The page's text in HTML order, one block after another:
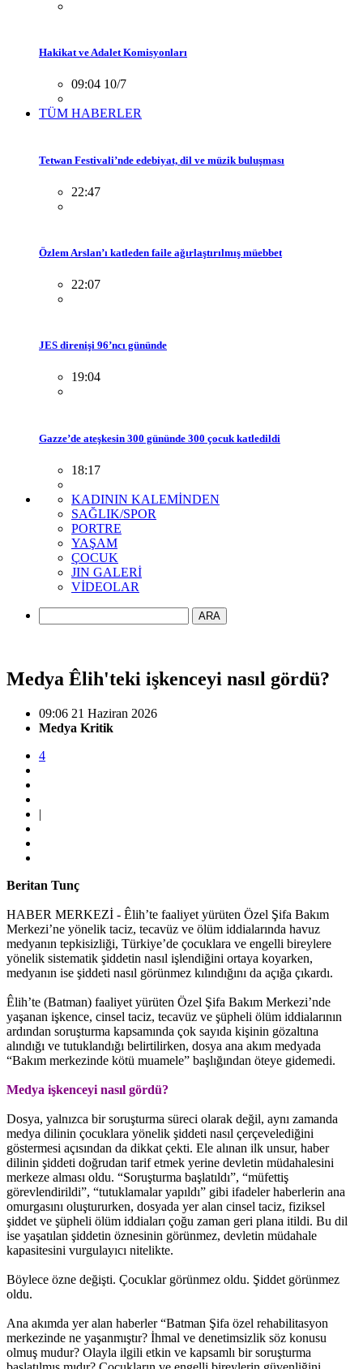
Hakikat ve Adalet Komisyonları
09:04 10/7
TÜM HABERLER
Tetwan Festivali’nde edebiyat, dil ve müzik buluşması
22:47
Özlem Arslan’ı katleden faile ağırlaştırılmış müebbet
22:07
JES direnişi 96’ncı gününde
19:04
Gazze’de ateşkesin 300 gününde 300 çocuk katledildi
18:17
KADININ KALEMİNDEN
SAĞLIK/SPOR
PORTRE
YAŞAM
ÇOCUK
JIN GALERİ
VİDEOLAR
ARA
Medya Êlih'teki işkenceyi nasıl gördü?
09:06 21 Haziran 2026
Medya Kritik
4
|
Beritan Tunç
HABER MERKEZİ - Êlih’te faaliyet yürüten Özel Şifa Bakım
Merkezi’ne yönelik taciz, tecavüz ve ölüm iddialarında havuz
medyanın tepkisizliği, Türkiye’de çocuklara ve engelli bireylere
yönelik sistematik şiddetin nasıl işlendiğini ortaya koyarken,
medyanın ise şiddeti nasıl görünmez kılındığını da açığa çıkardı.
Êlih’te (Batman) faaliyet yürüten Özel Şifa Bakım Merkezi’nde
yaşanan işkence, cinsel taciz, tecavüz ve şüpheli ölüm iddialarının
ardından soruşturma kapsamında çok sayıda kişinin gözaltına
alındığı ve tutuklandığı belirtilirken, dosya ana akım medyada
“Bakım merkezinde kötü muamele” başlığından öteye gidemedi.
Medya işkenceyi nasıl gördü?
Dosya, yalnızca bir soruşturma süreci olarak değil, aynı zamanda
medya dilinin çocuklara yönelik şiddeti nasıl çerçevelediğini
göstermesi açısından da dikkat çekti. Ele alınan ilk unsur, haber
dilinin şiddeti doğrudan tarif etmek yerine devletin müdahalesini
merkeze alması oldu. “Soruşturma başlatıldı”, “müfettiş
görevlendirildi”, “tutuklamalar yapıldı” gibi ifadeler haberlerin ana
omurgasını oluştururken, dosyada yer alan cinsel taciz, fiziksel
şiddet ve şüpheli ölüm iddiaları çoğu zaman geri plana itildi. Bu dil
ise yaşatılan şiddetin öznesinin görünmez, devletin müdahale
kapasitesini vurgulayıcı nitelikte.
Böylece özne değişti. Çocuklar görünmez oldu. Şiddet görünmez
oldu.
Ana akımda yer alan haberler “Batman Şifa özel rehabilitasyon
merkezinde ne yaşanmıştır? İhmal ve denetimsizlik söz konusu
olmuş mudur? Olayla ilgili etkin ve kapsamlı bir soruşturma